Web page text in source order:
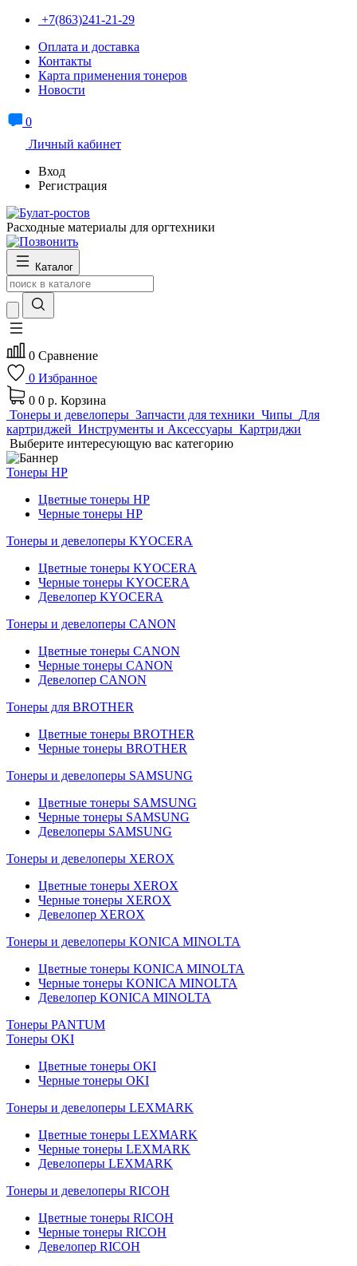
+7(863)241-21-29
Оплата и доставка
Контакты
Карта применения тонеров
Новости
0
Личный кабинет
Вход
Регистрация
Расходные материалы для оргтехники
Каталог
0 Сравнение
0 Избранное
0 0 р. Корзина
Тонеры и девелоперы Запчасти для техники Чипы Для
картриджей Инструменты и Аксессуары Картриджи
Выберите интересующую вас категорию
Тонеры HP
Цветные тонеры HP
Черные тонеры HP
Тонеры и девелоперы KYOCERA
Цветные тонеры KYOCERA
Черные тонеры KYOCERA
Девелопер KYOCERA
Тонеры и девелоперы CANON
Цветные тонеры CANON
Черные тонеры CANON
Девелопер CANON
Тонеры для BROTHER
Цветные тонеры BROTHER
Черные тонеры BROTHER
Тонеры и девелоперы SAMSUNG
Цветные тонеры SAMSUNG
Черные тонеры SAMSUNG
Девелоперы SAMSUNG
Тонеры и девелоперы XEROX
Цветные тонеры XEROX
Черные тонеры XEROX
Девелопер XEROX
Тонеры и девелоперы KONICA MINOLTA
Цветные тонеры KONICA MINOLTA
Черные тонеры KONICA MINOLTA
Девелопер KONICA MINOLTA
Тонеры PANTUM
Тонеры OKI
Цветные тонеры OKI
Черные тонеры OKI
Тонеры и девелоперы LEXMARK
Цветные тонеры LEXMARK
Черные тонеры LEXMARK
Девелоперы LEXMARK
Тонеры и девелоперы RICOH
Цветные тонеры RICOH
Черные тонеры RICOH
Девелопер RICOH